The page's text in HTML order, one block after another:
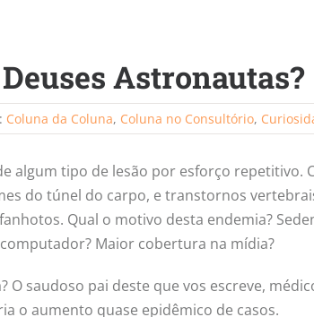
Astronautas?
Coluna da Coluna, Coluna no Consultório,
algum tipo de lesão por esforço repetitivo.
do túnel do carpo, e transtornos
Qual o motivo desta endemia?
Maior cobertura na mídia?
O saudoso pai deste que vos escreve,
o aumento quase epidêmico de casos.